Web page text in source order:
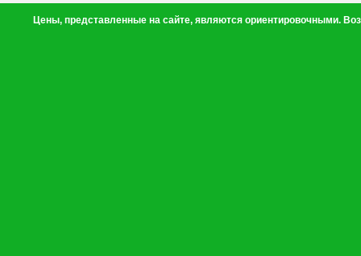
Цены, представленные на сайте, являются ориентировочными.